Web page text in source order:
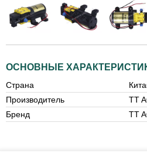
ОСНОВНЫЕ
Страна
Производитель
TT
Бренд
TT